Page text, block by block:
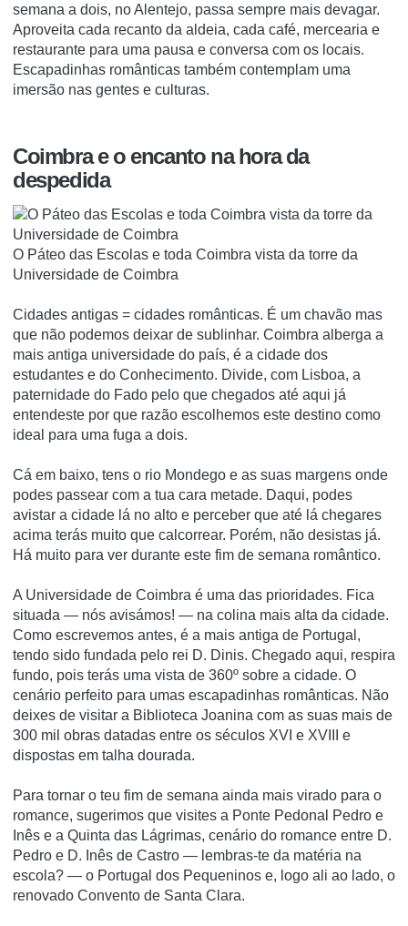
semana a dois, no Alentejo, passa sempre mais devagar.
Aproveita cada recanto da aldeia, cada café, mercearia e
restaurante para uma pausa e conversa com os locais.
Escapadinhas românticas também contemplam uma
imersão nas gentes e culturas.
Coimbra e o encanto na hora da
despedida
O Páteo das Escolas e toda Coimbra vista da torre da
Universidade de Coimbra
Cidades antigas = cidades românticas. É um chavão mas
que não podemos deixar de sublinhar. Coimbra alberga a
mais antiga universidade do país, é a cidade dos
estudantes e do Conhecimento. Divide, com Lisboa, a
paternidade do Fado pelo que chegados até aqui já
entendeste por que razão escolhemos este destino como
ideal para uma fuga a dois.
Cá em baixo, tens o rio Mondego e as suas margens onde
podes passear com a tua cara metade. Daqui, podes
avistar a cidade lá no alto e perceber que até lá chegares
acima terás muito que calcorrear. Porém, não desistas já.
Há muito para ver durante este fim de semana romântico.
A Universidade de Coimbra é uma das prioridades. Fica
situada — nós avisámos! — na colina mais alta da cidade.
Como escrevemos antes, é a mais antiga de Portugal,
tendo sido fundada pelo rei D. Dinis. Chegado aqui, respira
fundo, pois terás uma vista de 360º sobre a cidade. O
cenário perfeito para umas escapadinhas românticas. Não
deixes de visitar a Biblioteca Joanina com as suas mais de
300 mil obras datadas entre os séculos XVI e XVIII e
dispostas em talha dourada.
Para tornar o teu fim de semana ainda mais virado para o
romance, sugerimos que visites a Ponte Pedonal Pedro e
Inês e a Quinta das Lágrimas, cenário do romance entre D.
Pedro e D. Inês de Castro — lembras-te da matéria na
escola? — o Portugal dos Pequeninos e, logo ali ao lado, o
renovado Convento de Santa Clara.